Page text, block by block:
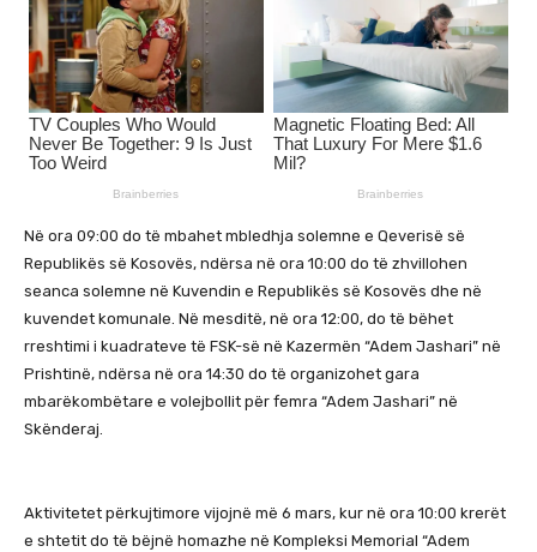
Në ora 09:00 do të mbahet mbledhja solemne e Qeverisë së
Republikës së Kosovës, ndërsa në ora 10:00 do të zhvillohen
seanca solemne në Kuvendin e Republikës së Kosovës dhe në
kuvendet komunale. Në mesditë, në ora 12:00, do të bëhet
rreshtimi i kuadrateve të FSK-së në Kazermën “Adem Jashari” në
Prishtinë, ndërsa në ora 14:30 do të organizohet gara
mbarëkombëtare e volejbollit për femra “Adem Jashari” në
Skënderaj.
Aktivitetet përkujtimore vijojnë më 6 mars, kur në ora 10:00 krerët
e shtetit do të bëjnë homazhe në Kompleksi Memorial “Adem